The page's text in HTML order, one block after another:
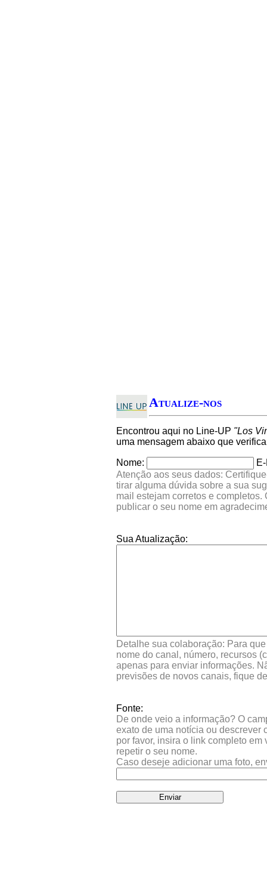
Atualize-nos
Encontrou aqui no Line-UP "Los
uma mensagem abaixo que
Nome:
Atenção aos seus dados:
tirar alguma dúvida sobre a sua
mail estejam corretos e
publicar o seu nome em
Sua Atualização:
Detalhe sua colaboração: Para
nome do canal, número, recursos
apenas para enviar informações.
previsões de novos canais, fique
Fonte:
De onde veio a informação? O
exato de uma notícia ou descrever
por favor, insira o link completo
repetir o seu nome.
Caso deseje adicionar uma foto,